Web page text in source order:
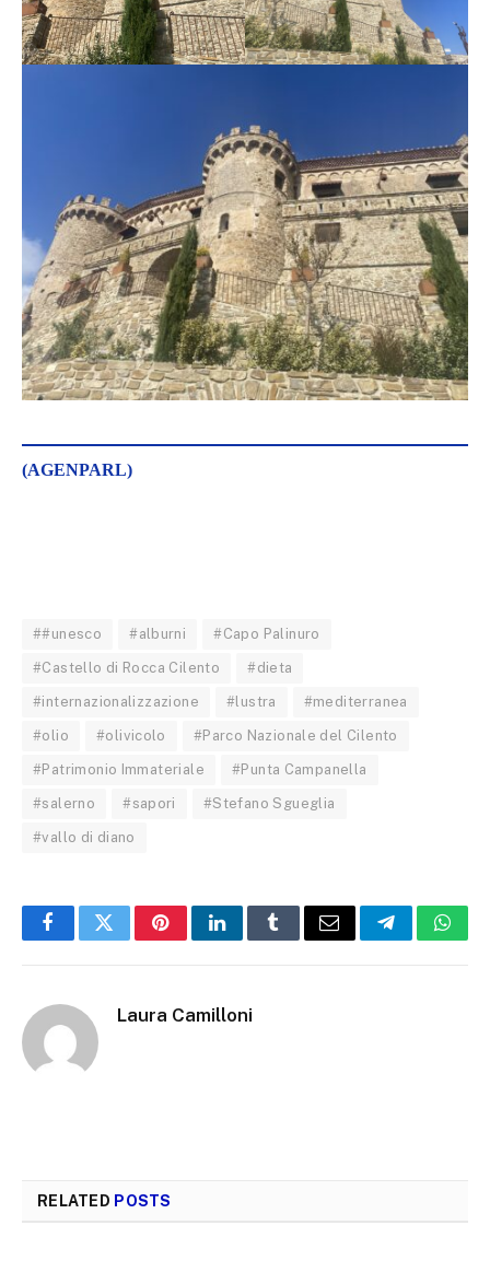
(AGENPARL)
##unesco #alburni #Capo Palinuro
#Castello di Rocca Cilento #dieta
#internazionalizzazione #lustra #mediterranea
#olio #olivicolo #Parco Nazionale del Cilento
#Patrimonio Immateriale #Punta Campanella
#salerno #sapori #Stefano Sgueglia
#vallo di diano
FacebookTwitterPinterestLinkedInTumblrEmail Telegram
Laura Camilloni
RELATED POSTS